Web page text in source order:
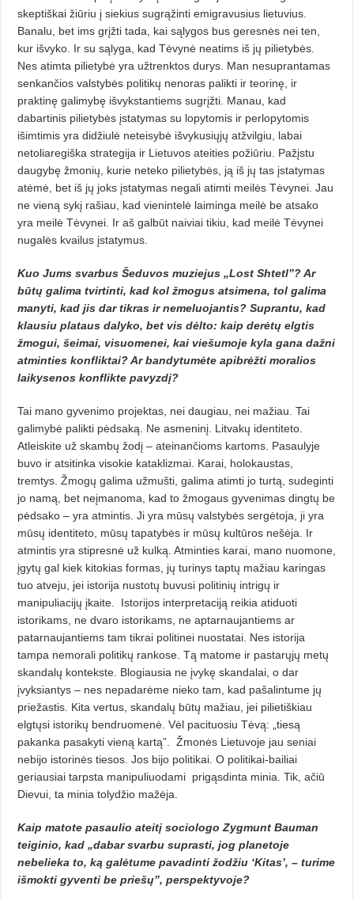
skeptiškai žiūriu į siekius sugrąžinti emigravusius lietuvius.
Banalu, bet ims grįžti tada, kai sąlygos bus geresnės nei ten,
kur išvyko. Ir su sąlyga, kad Tėvynė neatims iš jų pilietybės.
Nes atimta pilietybė yra užtrenktos durys. Man nesuprantamas
senkančios valstybės politikų nenoras palikti ir teorinę, ir
praktinę galimybę išvykstantiems sugrįžti. Manau, kad
dabartinis pilietybės įstatymas su lopytomis ir perlopytomis
išimtimis yra didžiulė neteisybė išvykusiųjų atžvilgiu, labai
netoliaregiška strategija ir Lietuvos atei­ties požiūriu. Pažįstu
daugybę žmo­nių, kurie neteko pilietybės, ją iš jų tas įstatymas
atėmė, bet iš jų joks įstatymas negali atimti meilės Tė­vynei. Jau
ne vieną sykį rašiau, kad vienintelė laiminga meilė be atsako
yra meilė Tėvynei. Ir aš galbūt naiviai tikiu, kad meilė Tėvynei
nugalės kvailus įstatymus.
Kuo Jums svarbus Šeduvos muziejus „Lost Shtetl”? Ar
būtų galima tvirtinti, kad kol žmogus atsimena, tol galima
manyti, kad jis dar tikras ir nemeluojantis? Suprantu, kad
klausiu plataus dalyko, bet vis dėlto: kaip derėtų elgtis
žmogui, šeimai, visuomenei, kai viešumoje kyla gana dažni
atminties konfliktai? Ar bandytumėte apibrėžti moralios
laikysenos konflikte pavyzdį?
Tai mano gyvenimo projektas, nei daugiau, nei mažiau. Tai
galimybė palikti pėdsaką. Ne asmeninį. Lit­vakų identiteto.
Atleiskite už skambų žodį – ateinančioms kartoms. Pa­saulyje
buvo ir atsitinka visokie kata­klizmai. Karai, holokaustas,
tremtys. Žmogų galima užmušti, galima atim­ti jo turtą, sudeginti
jo namą, bet neįmanoma, kad to žmogaus gyvenimas dingtų be
pėdsako – yra atmintis. Ji yra mūsų valstybės sergėtoja, ji yra
mūsų identiteto, mūsų tapatybės ir mūsų kultūros nešėja. Ir
atmintis yra stipresnė už kulką. Atminties karai, mano nuomone,
įgytų gal kiek kitokias formas, jų turinys taptų mažiau karingas
tuo atveju, jei istorija nustotų buvusi politinių intrigų ir
manipuliacijų įkaite.
Istorijos interpretaciją reikia atiduoti
istorikams, ne dvaro istorikams, ne aptarnaujantiems ar
patarnaujantiems tam tikrai politinei nuostatai. Nes istorija
tampa nemorali politikų rankose. Tą matome ir pastarųjų metų
skandalų kontekste. Blogiausia ne įvykę skandalai, o dar
įvyksiantys – nes nepa­darėme nieko tam, kad pašalintume jų
priežastis. Kita vertus, skandalų būtų mažiau, jei pilietiškiau
elgtųsi istorikų bendruomenė. Vėl pacituosiu Tėvą: „tiesą
pakanka pasakyti vieną kartą”.
Žmonės Lietuvoje jau seniai
nebijo istorinės tiesos. Jos bijo politikai. O politikai-bailiai
geriausiai tarpsta manipuliuodami prigąsdinta minia. Tik, ačiū
Dievui, ta minia tolydžio mažėja.
Kaip matote pasaulio ateitį sociologo Zygmunt Bauman
teigi­nio, kad „dabar svarbu suprasti, jog planetoje
nebelieka to, ką galėtume pavadinti žodžiu ‘Kitas’, – turime
išmokti gyventi be priešų”, perspektyvoje?